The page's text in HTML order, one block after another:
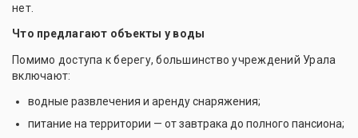
нет.
Что предлагают объекты у воды
Помимо доступа к берегу, большинство учреждений Урала
включают:
водные развлечения и аренду снаряжения;
питание на территории — от завтрака до полного пансиона;